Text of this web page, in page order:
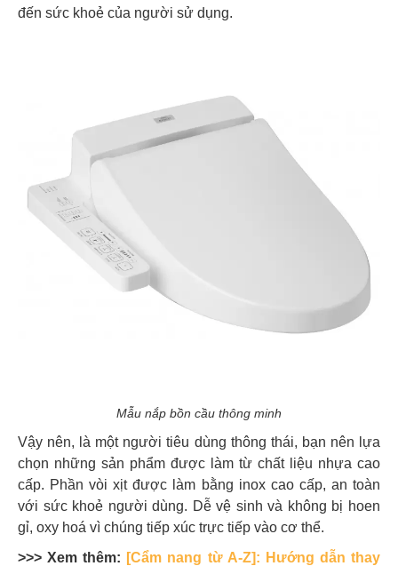
đến sức khoẻ của người sử dụng.
Mẫu nắp bồn cầu thông minh
Vậy nên, là một người tiêu dùng thông thái, bạn nên lựa
chọn những sản phẩm được làm từ chất liệu nhựa cao
cấp. Phần vòi xịt được làm bằng inox cao cấp, an toàn
với sức khoẻ người dùng. Dễ vệ sinh và không bị hoen
gỉ, oxy hoá vì chúng tiếp xúc trực tiếp vào cơ thể.
>>> Xem thêm: [Cẩm nang từ A-Z]: Hướng dẫn thay